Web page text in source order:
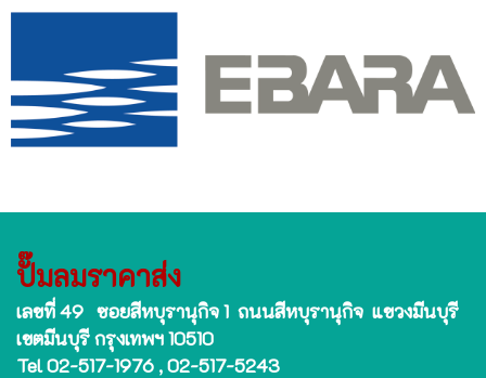
ปั๊มลมราคาส่ง
เลขที่ 49 ซอยสีหบุรานุกิจ 1 ถนนสีหบุรานุกิจ แขวงมีนบุรี
เขตมีนบุรี กรุงเทพฯ 10510
Tel 02-517-1976 , 02-517-5243